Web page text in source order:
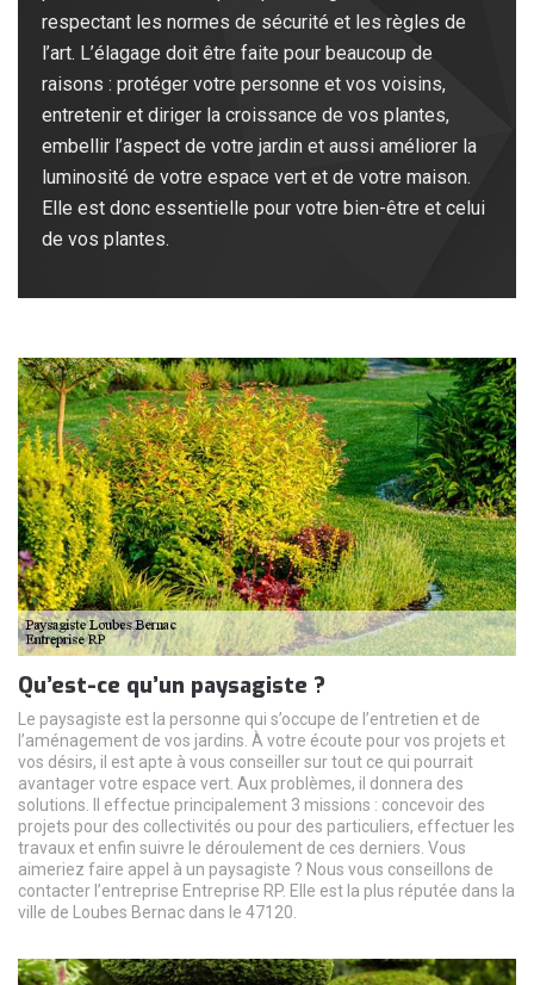
respectant les normes de sécurité et les règles de
l’art. L’élagage doit être faite pour beaucoup de
raisons : protéger votre personne et vos voisins,
entretenir et diriger la croissance de vos plantes,
embellir l’aspect de votre jardin et aussi améliorer la
luminosité de votre espace vert et de votre maison.
Elle est donc essentielle pour votre bien-être et celui
de vos plantes.
Qu’est-ce qu’un paysagiste ?
Le paysagiste est la personne qui s’occupe de l’entretien et de
l’aménagement de vos jardins. À votre écoute pour vos projets et
vos désirs, il est apte à vous conseiller sur tout ce qui pourrait
avantager votre espace vert. Aux problèmes, il donnera des
solutions. Il effectue principalement 3 missions : concevoir des
projets pour des collectivités ou pour des particuliers, effectuer les
travaux et enfin suivre le déroulement de ces derniers. Vous
aimeriez faire appel à un paysagiste ? Nous vous conseillons de
contacter l’entreprise Entreprise RP. Elle est la plus réputée dans la
ville de Loubes Bernac dans le 47120.